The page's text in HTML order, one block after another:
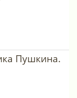
Пушкина.